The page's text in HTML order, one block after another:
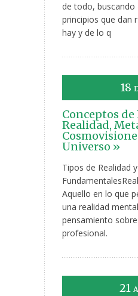
de todo, buscando
principios que dan
hay y de lo q
18
Conceptos
Realidad,
Universo »
Tipos de Realidad
Aquello en lo que
una realidad
pensamiento
profesional.
21